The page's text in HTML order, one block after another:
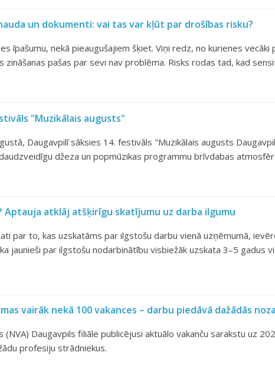
un dokumenti: vai tas var kļūt par drošības risku?
īpašumu, nekā pieaugušajiem šķiet. Viņi redz, no kurienes
zināšanas pašas par sevi nav problēma. Risks rodas tad, kad
"Muzikālais augusts"
Daugavpilī sāksies 14. festivāls "Muzikālais augusts
džeza un popmūzikas programmu brīvdabas
Aptauja atklāj atšķirīgu skatījumu uz darba ilgumu
par to, kas uzskatāms par ilgstošu darbu vienā uzņēmumā,
jaunieši par ilgstošu nodarbinātību visbiežāk uzskata 3–5 gadus
vairāk nekā 100 vakances – darbu piedāvā dažādās
Daugavpils filiāle publicējusi aktuālo vakanču sarakstu uz
profesiju strādniekus.